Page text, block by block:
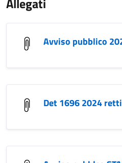
Avviso pubblico
Det 1696 2024